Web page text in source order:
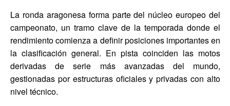
La ronda aragonesa forma parte del núcleo europeo del
campeonato, un tramo clave de la temporada donde el
rendimiento comienza a definir posiciones importantes en
la clasificación general. En pista coinciden las motos
derivadas de serie más avanzadas del mundo,
gestionadas por estructuras oficiales y privadas con alto
nivel técnico.